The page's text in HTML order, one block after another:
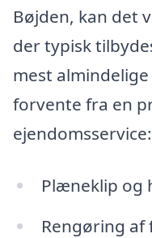
Bøjden, kan det
der typisk
mest
forvente fra en
ejendomsservice:
Plæneklip og
Rengøring